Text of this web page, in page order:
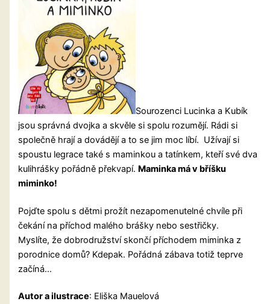
Sourozenci Lucinka a Kubík
jsou správná dvojka a skvěle si spolu rozumějí. Rádi si
společně hrají a dovádějí a to se jim moc líbí. Užívají si
spoustu legrace také s maminkou a tatínkem, kteří své dva
kulihrášky pořádně překvapí. Maminka má v bříšku
miminko!
Pojďte spolu s dětmi prožít nezapomenutelné chvíle při
čekání na příchod malého brášky nebo sestřičky.
Myslíte, že dobrodružství skončí příchodem miminka z
porodnice domů? Kdepak. Pořádná zábava totiž teprve
začíná…
Autor a ilustrace: Eliška Mauelová